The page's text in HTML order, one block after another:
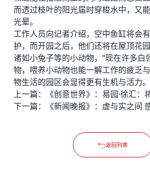
而透过枝叶的阳光届时穿梭水中，又
光晕。
工作人员向记者介绍，空中鱼缸将会
护，而开园之后，他们还将在屋顶花
诸如小兔子等的小动物，“现在许多白
物，喂养小动物也能一解工作的疲乏
物生活的园区会显得更有生机与活力
上一篇：
下一篇：
返回列表